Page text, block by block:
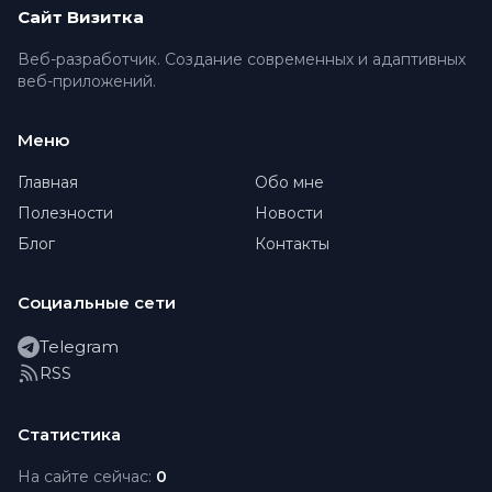
Сайт Визитка
Веб-разработчик. Создание современных и адаптивных
веб-приложений.
Меню
Главная
Обо мне
Полезности
Новости
Блог
Контакты
Социальные сети
Telegram
RSS
Статистика
На сайте сейчас: 0